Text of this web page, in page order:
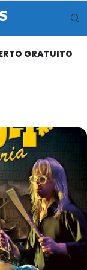
GRATUITO